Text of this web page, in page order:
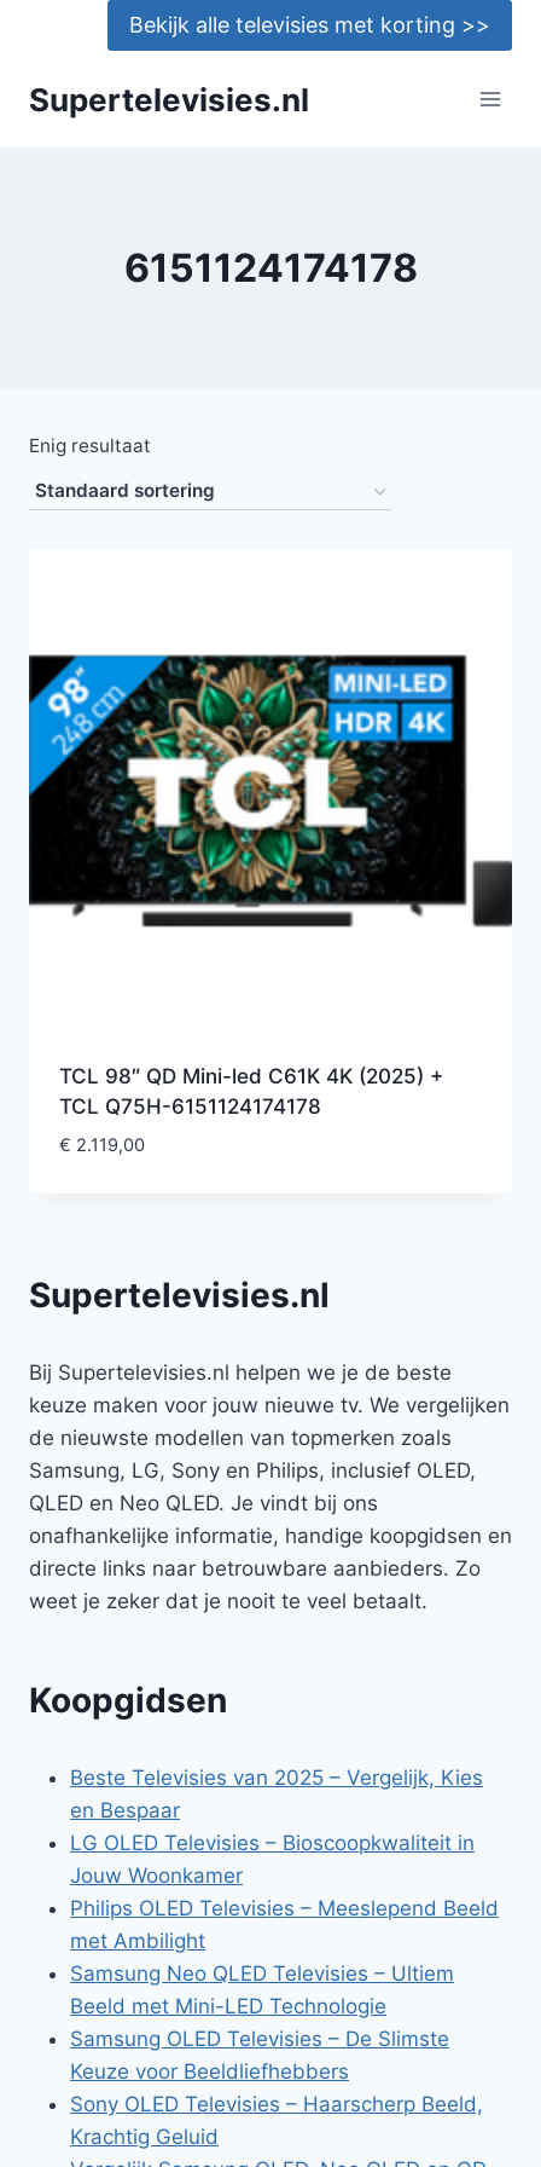
Bekijk alle televisies met korting >>
Supertelevisies.nl
6151124174178
Enig resultaat
TCL 98″ QD Mini-led C61K 4K (2025) +
TCL Q75H-6151124174178
€ 2.119,00
Supertelevisies.nl
Bij Supertelevisies.nl helpen we je de beste
keuze maken voor jouw nieuwe tv. We vergelijken
de nieuwste modellen van topmerken zoals
Samsung, LG, Sony en Philips, inclusief OLED,
QLED en Neo QLED. Je vindt bij ons
onafhankelijke informatie, handige koopgidsen en
directe links naar betrouwbare aanbieders. Zo
weet je zeker dat je nooit te veel betaalt.
Koopgidsen
Beste Televisies van 2025 – Vergelijk, Kies
en Bespaar
LG OLED Televisies – Bioscoopkwaliteit in
Jouw Woonkamer
Philips OLED Televisies – Meeslepend Beeld
met Ambilight
Samsung Neo QLED Televisies – Ultiem
Beeld met Mini-LED Technologie
Samsung OLED Televisies – De Slimste
Keuze voor Beeldliefhebbers
Sony OLED Televisies – Haarscherp Beeld,
Krachtig Geluid